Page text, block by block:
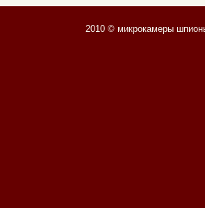
2010 © микрокамеры